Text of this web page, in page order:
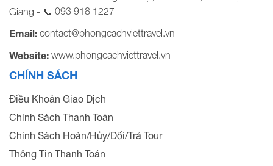
Giang - 📞 093 918 1227
Email: contact@phongcachviettravel.vn
Website: www.phongcachviettravel.vn
CHÍNH SÁCH
Điều Khoản Giao Dịch
Chính Sách Thanh Toán
Chính Sách Hoàn/Hủy/Đổi/Trả Tour
Thông Tin Thanh Toán